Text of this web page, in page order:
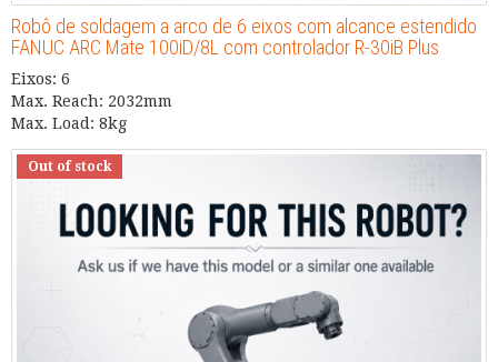
Robô de soldagem a arco de 6 eixos com alcance estendido
FANUC ARC Mate 100iD/8L com controlador R-30iB Plus
Eixos: 6
Max. Reach: 2032mm
Max. Load: 8kg
Out of stock